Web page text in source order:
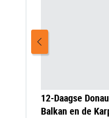
12-Daagse
Balkan en de